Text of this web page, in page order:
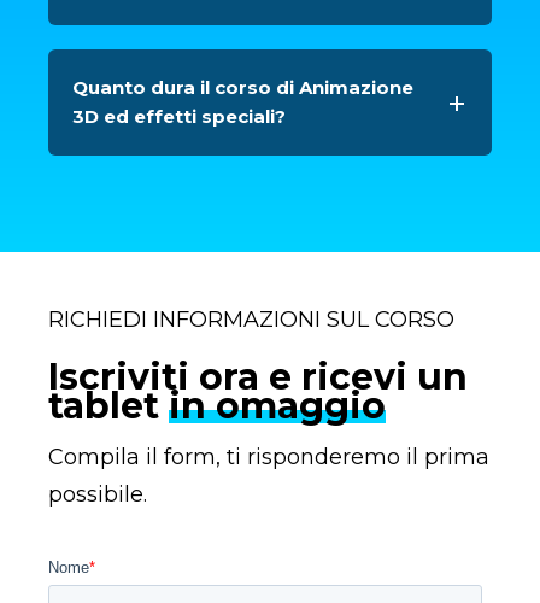
Quanto dura il corso di Animazione
3D ed effetti speciali?
RICHIEDI INFORMAZIONI SUL CORSO
Iscriviti ora e ricevi un
tablet in omaggio
Compila il form, ti risponderemo il prima
possibile.